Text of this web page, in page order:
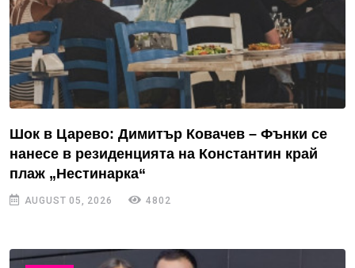
Шок в Царево: Димитър Ковачев – Фънки се
нанесе в резиденцията на Константин край
плаж „Нестинарка“
AUGUST 05, 2026 4802